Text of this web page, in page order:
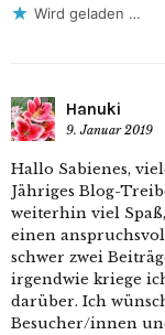
Wird geladen …
Hanuki
9. Januar 2019
Hallo Sabienes,
Jähriges Blog-
weiterhin viel
einen
schwer zwei
irgendwie kriege
darüber. Ich
Besucher/innen